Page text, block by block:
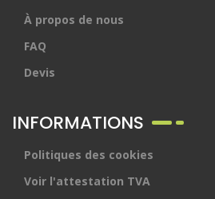
À propos de nous
FAQ
Devis
INFORMATIONS
Politiques des cookies
Voir l'attestation TVA